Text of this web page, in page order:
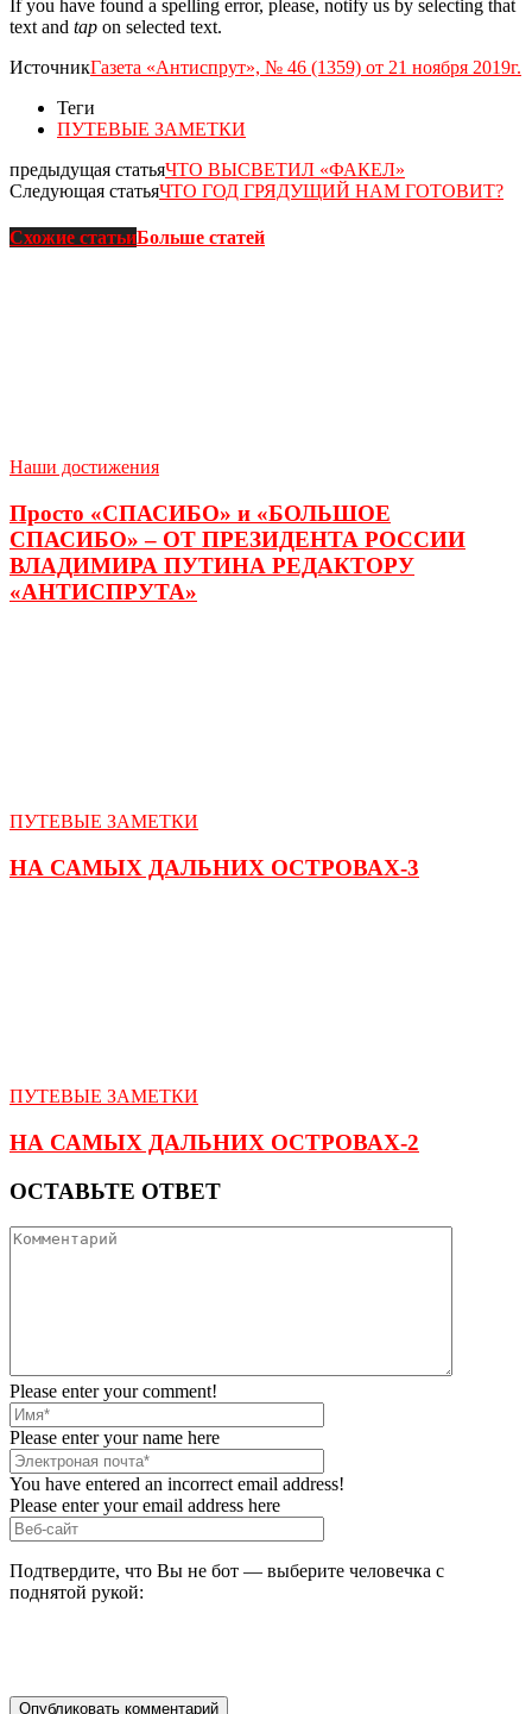
If you have found a spelling error, please, notify us by selecting that
text and tap on selected text.
ИсточникГазета «Антиспрут», № 46 (1359) от 21 ноября 2019г.
Теги
ПУТЕВЫЕ ЗАМЕТКИ
предыдущая статьяЧТО ВЫСВЕТИЛ «ФАКЕЛ»
Следующая статьяЧТО ГОД ГРЯДУЩИЙ НАМ ГОТОВИТ?
Схожие статьиБольше статей
Наши достижения
Просто «СПАСИБО» и «БОЛЬШОЕ
СПАСИБО» – ОТ ПРЕЗИДЕНТА РОССИИ
ВЛАДИМИРА ПУТИНА РЕДАКТОРУ
«АНТИСПРУТА»
ПУТЕВЫЕ ЗАМЕТКИ
НА САМЫХ ДАЛЬНИХ ОСТРОВАХ-3
ПУТЕВЫЕ ЗАМЕТКИ
НА САМЫХ ДАЛЬНИХ ОСТРОВАХ-2
ОСТАВЬТЕ ОТВЕТ
Please enter your comment!
Please enter your name here
You have entered an incorrect email address!
Please enter your email address here
Подтвердите, что Вы не бот — выберите человечка с
поднятой рукой: